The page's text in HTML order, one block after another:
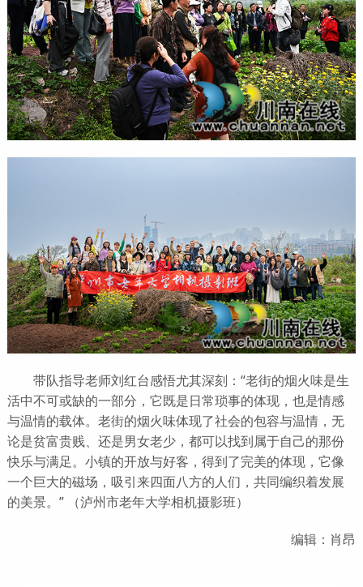
带队指导老师刘红台感悟尤其深刻：“老街的烟火味是生
活中不可或缺的一部分，它既是日常琐事的体现，也是情感
与温情的载体。老街的烟火味体现了社会的包容与温情，无
论是贫富贵贱、还是男女老少，都可以找到属于自己的那份
快乐与满足。小镇的开放与好客，得到了完美的体现，它像
一个巨大的磁场，吸引来四面八方的人们，共同编织着发展
的美景。” （泸州市老年大学相机摄影班）
编辑：肖昂